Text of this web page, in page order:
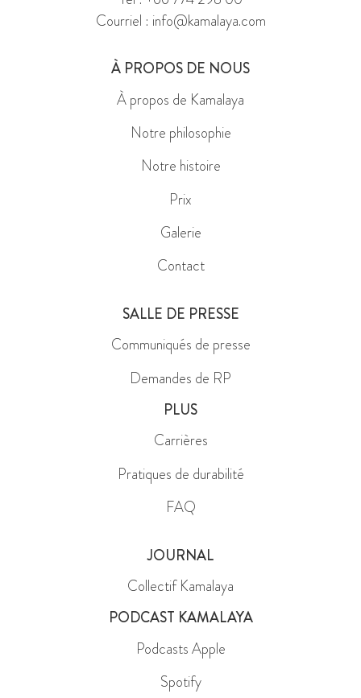
À PROPOS DE NOUS
À propos de Kamalaya
Notre philosophie
Notre histoire
Prix
Galerie
Contact
Communiqués de presse
Demandes de RP
PLUS
Carrières
Pratiques de durabilité
FAQ
Collectif Kamalaya
PODCAST KAMALAYA
Podcasts Apple
Spotify
RESTEZ CONNECTÉ